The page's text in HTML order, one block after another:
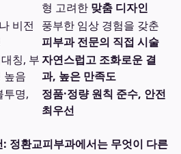
형 고려한 맞춤 디자인
비전
풍부한 임상 경험을 갖춘
피부과 전문의 직접 시술
칭, 부
높음
자연스럽고 조화로운 결
과, 높은 만족도
투명,
정품·정량 원칙 준수, 안전
최우선
정환교피부과에서는 무엇이 다른